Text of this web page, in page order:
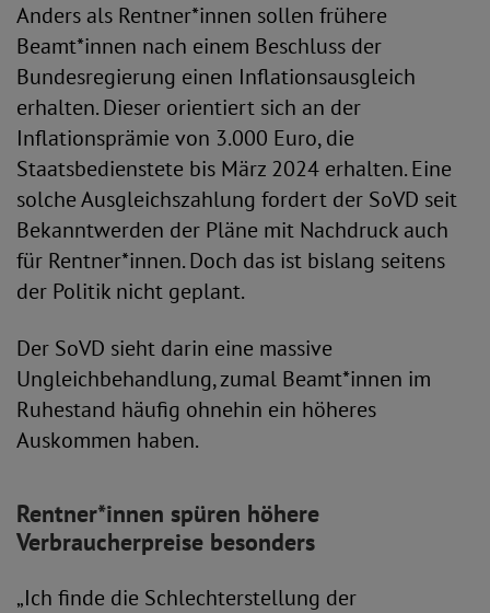
Anders als Rentner*innen sollen frühere
Beamt*innen nach einem Beschluss der
Bundesregierung einen Inflationsausgleich
erhalten. Dieser orientiert sich an der
Inflationsprämie von 3.000 Euro, die
Staatsbedienstete bis März 2024 erhalten. Eine
solche Ausgleichszahlung fordert der SoVD seit
Bekanntwerden der Pläne mit Nachdruck auch
für Rentner*innen. Doch das ist bislang seitens
der Politik nicht geplant.
Der SoVD sieht darin eine massive
Ungleichbehandlung, zumal Beamt*innen im
Ruhestand häufig ohnehin ein höheres
Auskommen haben.
Rentner*innen spüren höhere
Verbraucherpreise besonders
„Ich finde die Schlechterstellung der